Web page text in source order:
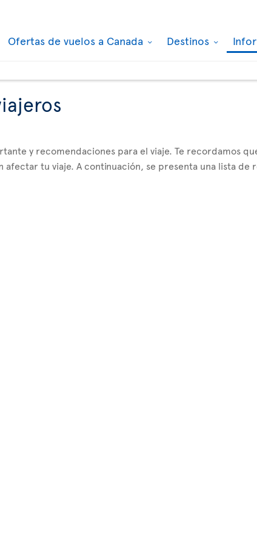
Ofertas de vuelos a Canada Destinos
y recomendaciones para el viaje. Te recordamos
afectar tu viaje. A continuación, se presenta una lista de